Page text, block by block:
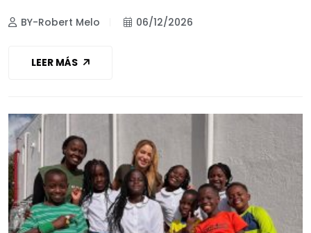
BY-Robert Melo 06/12/2026
LEER MÁS